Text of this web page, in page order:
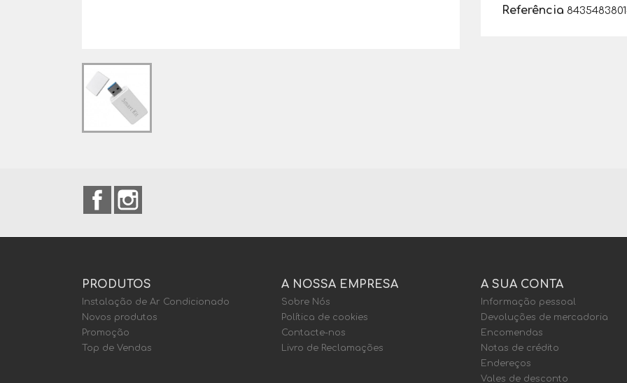
Referência
Facebook
PRODUTOS
Instalação de Ar Condicionado
Novos produtos
Promoção
Top de Vendas
A NOSSA EMPRESA
Sobre Nós
Política de cookies
Contacte-nos
Livro de Reclamações
A SUA CONTA
Informação pessoal
Devoluções de mercadoria
Encomendas
Notas de crédito
Endereços
Vales de desconto